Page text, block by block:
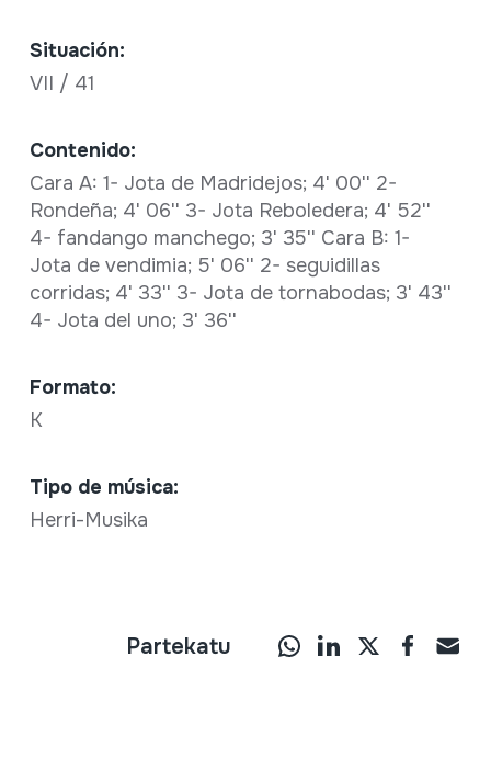
Situación:
VII / 41
Contenido:
Cara A: 1- Jota de Madridejos; 4' 00'' 2-
Rondeña; 4' 06'' 3- Jota Reboledera; 4' 52''
4- fandango manchego; 3' 35'' Cara B: 1-
Jota de vendimia; 5' 06'' 2- seguidillas
corridas; 4' 33'' 3- Jota de tornabodas; 3' 43''
4- Jota del uno; 3' 36''
Formato:
K
Tipo de música:
Herri-Musika
Partekatu